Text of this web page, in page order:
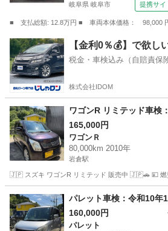
岐阜県 岐阜市 提携サイ
■ 支払総額: 12.8万円 ■ 車両本体価格：
岐阜 岐阜市 その他
【金利0％💰】で欲し
税金・車検込み（自賠責保
株式会社IDOM
ワゴンR リミテッド車検
165,000円
ワゴンＲ
80,000km 2010年
岩倉駅
🇯🇵 スズキ ワゴンR リミテッド 販売中 🇯🇵🚗 💴 燃
愛知 岩倉市 岩倉駅 ワゴンＲ ワゴ
パレット車検：令和10年1
160,000円
パレット